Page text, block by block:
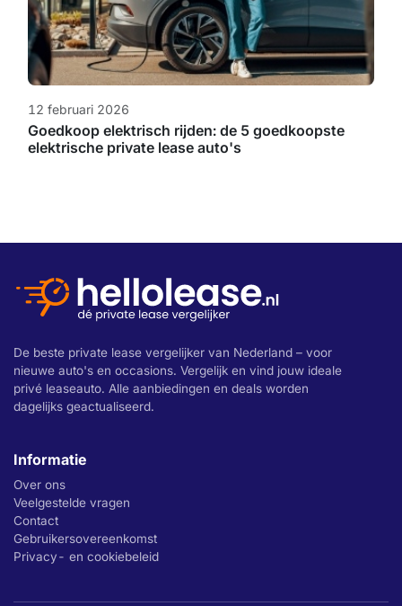
12 februari 2026
Goedkoop elektrisch rijden: de 5 goedkoopste
elektrische private lease auto's
De beste private lease vergelijker van Nederland – voor
nieuwe auto's en occasions. Vergelijk en vind jouw ideale
privé leaseauto. Alle aanbiedingen en deals worden
dagelijks geactualiseerd.
Informatie
Over ons
Veelgestelde vragen
Contact
Gebruikersovereenkomst
Privacy- en cookiebeleid